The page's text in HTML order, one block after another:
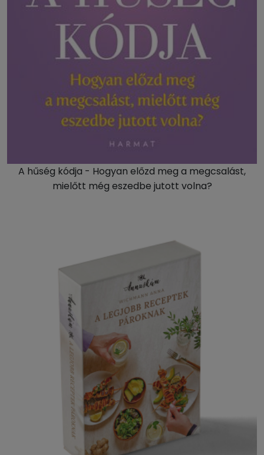
A hűség kódja - Hogyan előzd meg a megcsalást,
mielőtt még eszedbe jutott volna?